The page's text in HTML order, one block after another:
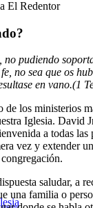
pudiendo
no sea que os
en vano.(1
de los ministerios
Iglesia. David
a todas las
vez y extender
saludar, a
una familia o